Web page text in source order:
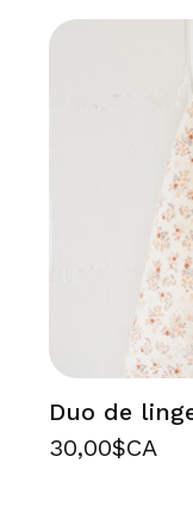
Duo de
30,00$CA